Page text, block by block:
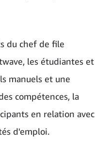
du chef de file
les étudiantes et
manuels et une
compétences, la
en relation avec
d'emploi.